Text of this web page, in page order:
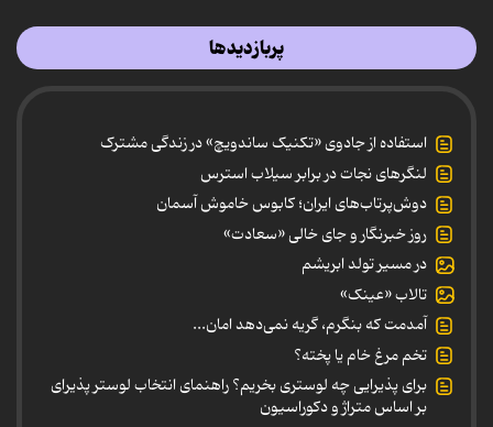
پربازدیدها
استفاده از جادوی «تکنیک ساندویچ» در زندگی مشترک
لنگرهای نجات در برابر سیلاب استرس
دوش‌پرتاب‌های ایران؛ کابوس خاموش آسمان
روز خبرنگار و جای خالی «سعادت»
در مسیر تولد ابریشم
تالاب «عینک»
آمدمت که بنگرم، گریه نمی‌دهد امان...
تخم مرغ خام یا پخته؟
برای پذیرایی چه لوستری بخریم؟ راهنمای انتخاب لوستر پذیرای
بر اساس متراژ و دکوراسیون